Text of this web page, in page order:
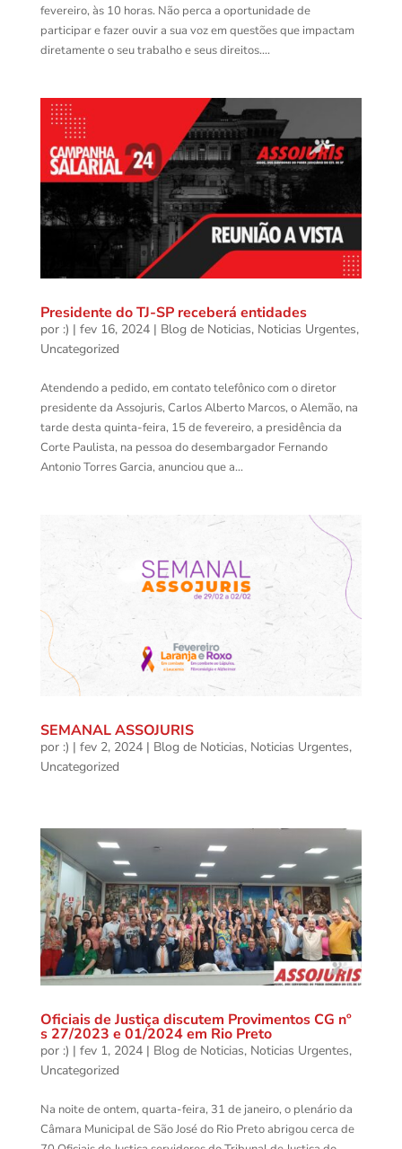
fevereiro, às 10 horas. Não perca a oportunidade de
participar e fazer ouvir a sua voz em questões que impactam
diretamente o seu trabalho e seus direitos....
Presidente do TJ-SP receberá entidades
por :) | fev 16, 2024| Blog de Noticias, Noticias Urgentes,
Uncategorized
Atendendo a pedido, em contato telefônico com o diretor
presidente da Assojuris, Carlos Alberto Marcos, o Alemão, na
tarde desta quinta-feira, 15 de fevereiro, a presidência da
Corte Paulista, na pessoa do desembargador Fernando
Antonio Torres Garcia, anunciou que a...
SEMANAL ASSOJURIS
por :) | fev 2, 2024| Blog de Noticias, Noticias Urgentes,
Uncategorized
Oficiais de Justiça discutem Provimentos CG nº
s 27/2023 e 01/2024 em Rio Preto
por :) | fev 1, 2024| Blog de Noticias, Noticias Urgentes,
Uncategorized
Na noite de ontem, quarta-feira, 31 de janeiro, o plenário da
Câmara Municipal de São José do Rio Preto abrigou cerca de